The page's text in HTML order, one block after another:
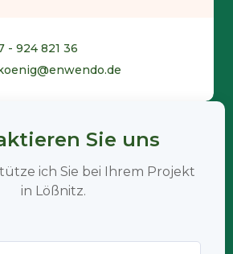
- 924 821 36
Sie uns
ich Sie bei Ihrem Projekt
in Lößnitz.